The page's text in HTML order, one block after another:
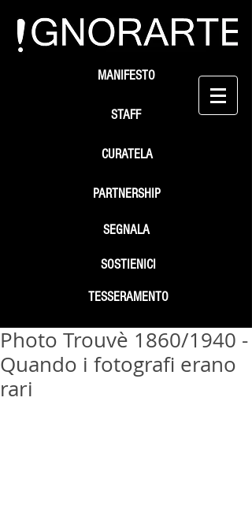
STAFF
SEGNALA
SOSTIENICI
MANIFESTO
PARTNERSHIP
TESSERAMENTO
CURATELA
Photo Trouvè 1860/1940 -
Quando i fotografi erano
rari